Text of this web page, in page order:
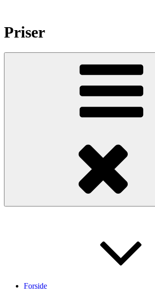
indhold
Priser
Forside